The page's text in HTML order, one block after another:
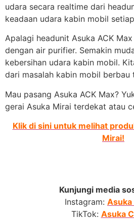
udara secara realtime dari
keadaan udara kabin mobil
Apalagi headunit Asuka ACK
dengan air purifier. Semakin
kebersihan udara kabin mobil.
dari masalah kabin mobil berbau
Mau pasang Asuka ACK Max?
gerai Asuka Mirai terdekat atau
Klik di sini untuk melihat
Mirai!
Kunjungi media
Instagram: Asuka
TikTok: Asuka